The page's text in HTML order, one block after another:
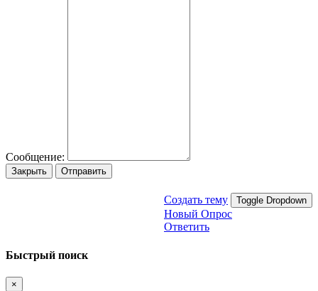
Сообщение:
Закрыть Отправить
Создать тему Toggle Dropdown
Новый Опрос
Ответить
Быстрый поиск
×